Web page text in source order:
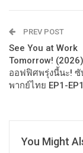
PREV POST
See You at Work
Tomorrow!
ออฟฟิศพรุ่งนี้นะ! ซั
พากย์ไทย EP1-
You Might